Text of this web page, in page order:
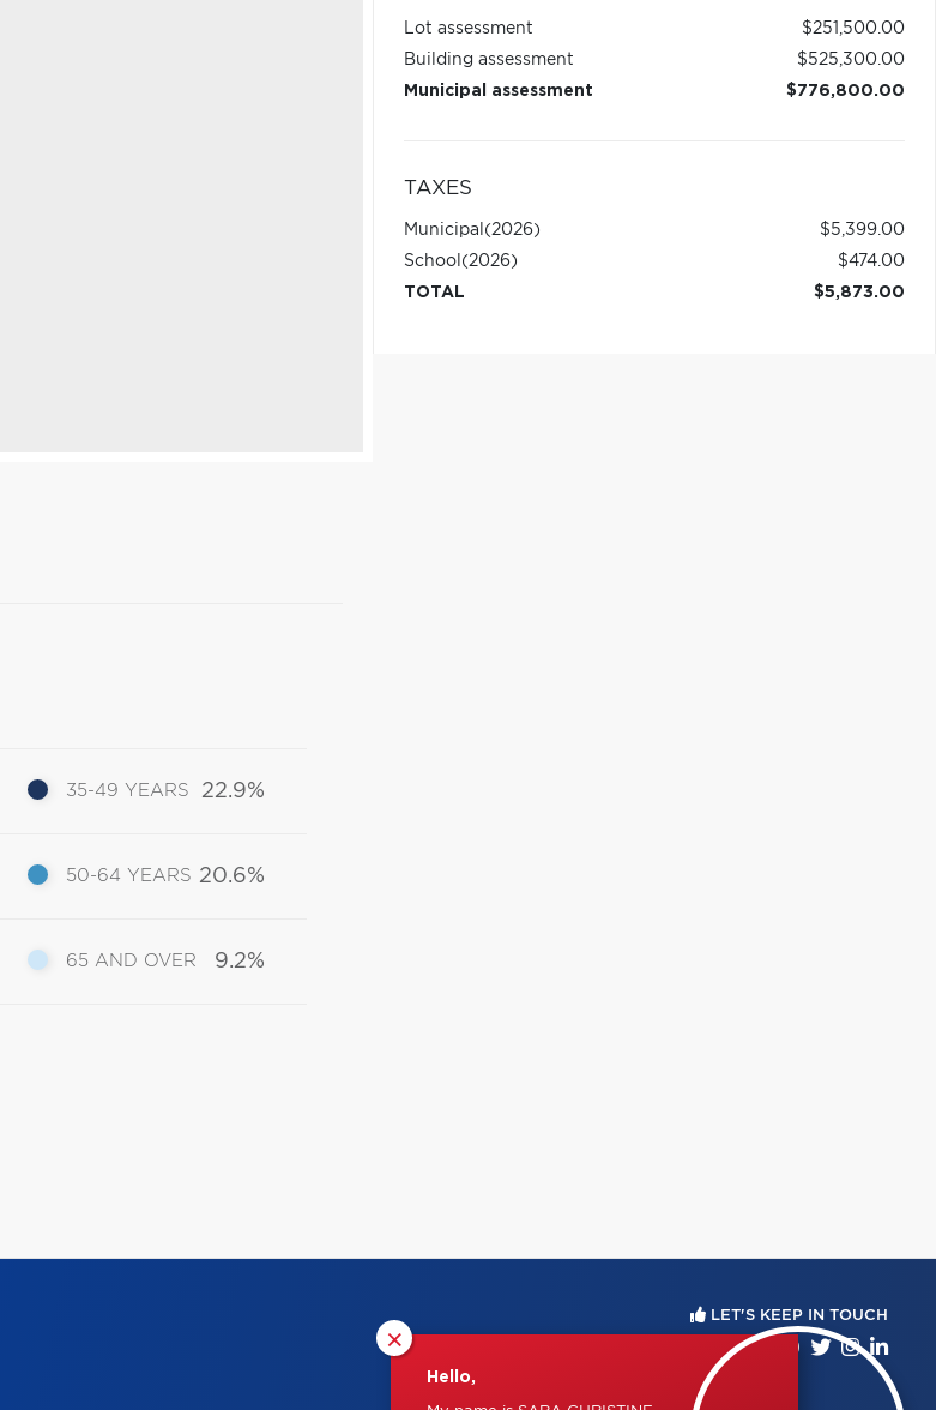
35-49 YEARS 22.9%
50-64 YEARS 20.6%
65 AND OVER 9.2%
Lot assessment
$251,500.00
Building assessment
$525,300.00
Municipal assessment
$776,800.00
TAXES
Municipal (2026)
$5,399.00
School (2026)
$474.00
TOTAL
$5,873.00
×
Hello,
LET'S KEEP IN TOUCH